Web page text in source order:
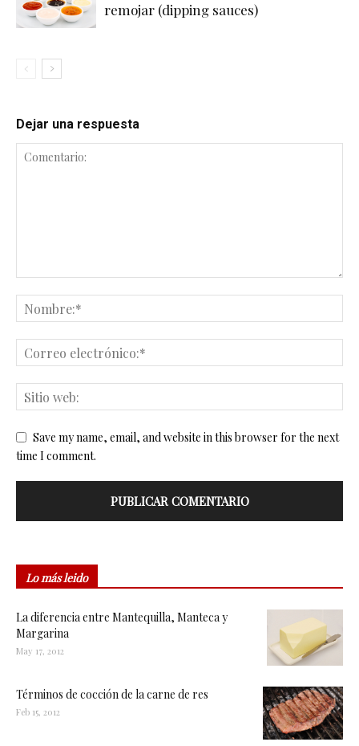
remojar (dipping sauces)
Dejar una respuesta
Save my name, email, and website in this browser for the next
time I comment.
Lo más leido
La diferencia entre Mantequilla, Manteca y
Margarina
May 17, 2012
Términos de cocción de la carne de res
Feb 15, 2012